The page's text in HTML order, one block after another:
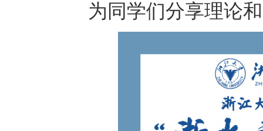
为同学们分享理论